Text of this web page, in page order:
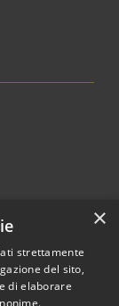
×
strettamente
del sito,
di elaborare